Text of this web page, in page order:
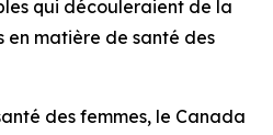
qui découleraient de la
matière de santé des
des femmes, le Canada